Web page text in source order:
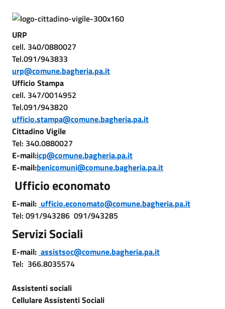
URP
cell. 340/0880027
Tel.091/943833
urp@comune.bagheria.pa.it
Ufficio Stampa
cell. 347/0014952
Tel.091/943820
ufficio.stampa@comune.bagheria.pa.it
Cittadino Vigile
Tel: 340.0880027
E-mail:icp@comune.bagheria.pa.it
E-mail:benicomuni@comune.bagheria.pa.it
Ufficio economato
E-mail: ufficio.economato@comune.bagheria.pa.it
Tel: 091/943286 091/943285
Servizi Sociali
E-mail: assistsoc@comune.bagheria.pa.it
Tel: 366.8035574
Assistenti sociali
Cellulare Assistenti Sociali